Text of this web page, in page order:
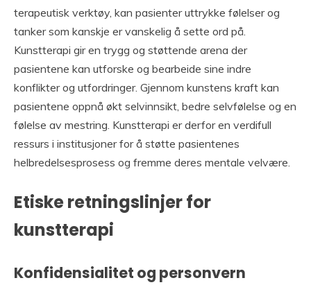
terapeutisk verktøy, kan pasienter uttrykke følelser og
tanker som kanskje er vanskelig å sette ord på.
Kunstterapi gir en trygg og støttende arena der
pasientene kan utforske og bearbeide sine indre
konflikter og utfordringer. Gjennom kunstens kraft kan
pasientene oppnå økt selvinnsikt, bedre selvfølelse og en
følelse av mestring. Kunstterapi er derfor en verdifull
ressurs i institusjoner for å støtte pasientenes
helbredelsesprosess og fremme deres mentale velvære.
Etiske retningslinjer for
kunstterapi
Konfidensialitet og personvern